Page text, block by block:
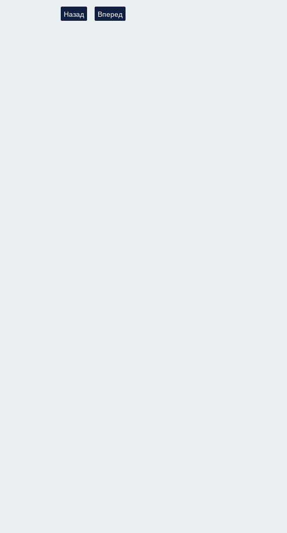
Предыдущий: Глава: Поговорим об общей Философии нашей
Назад Следующий: Глава: Поговорим о Самостоятельном
Вперед